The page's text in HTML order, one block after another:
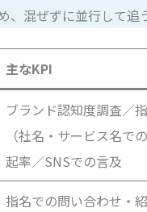
混ぜずに並行して追
主なKPI
ブランド認知度調査／
（社名・サービス名で
起率／SNSでの言及
指名での問い合わせ・